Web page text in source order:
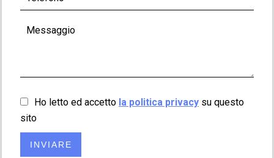
Ho letto ed accetto la politica privacy su questo
sito
INVIARE